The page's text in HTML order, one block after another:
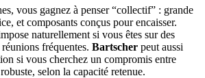
vous gagnez à penser “collectif” : grande
et composants conçus pour encaisser.
naturellement si vous êtes sur des
fréquentes. Bartscher peut aussi
si vous cherchez un compromis entre
selon la capacité retenue.